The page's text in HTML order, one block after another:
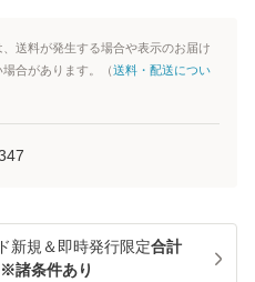
送料が発生する場合や表示のお届け
合があります。（送料・配送につい
新規＆即時発行限定合計
諸条件あり